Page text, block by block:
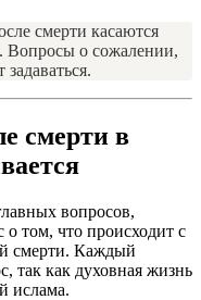
смерти касаются
Вопросы о сожалении,
смерти в
вопросов,
о том, что происходит с
смерти. Каждый
так как духовная жизнь
ислама.